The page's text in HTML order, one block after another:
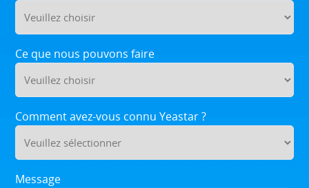
Ce que nous pouvons faire
Comment avez-vous connu Yeastar ?
Message